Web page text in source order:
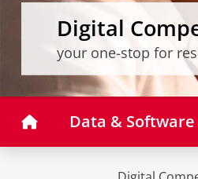
Digital
your one-stop for
HomeData &